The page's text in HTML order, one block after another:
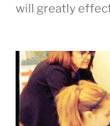
will greatly